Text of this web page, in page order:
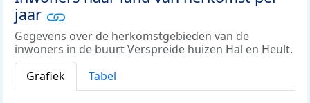
jaar
Gegevens over de herkomstgebieden van de
inwoners in de buurt Verspreide huizen Hal en Heult.
Grafiek
Tabel